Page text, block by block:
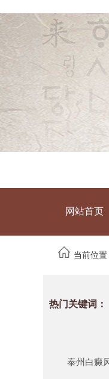
网站首页
当前位置
热门关键词：
泰州白癜